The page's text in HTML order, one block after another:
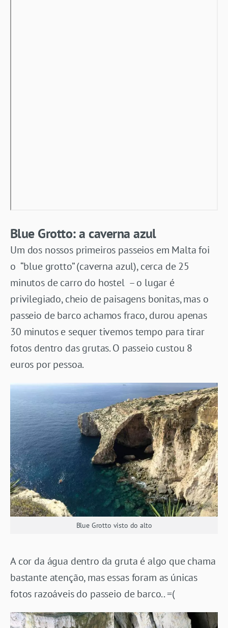
Blue Grotto: a caverna azul
Um dos nossos primeiros passeios em Malta foi
o “blue grotto” (caverna azul), cerca de 25
minutos de carro do hostel – o lugar é
privilegiado, cheio de paisagens bonitas, mas o
passeio de barco achamos fraco, durou apenas
30 minutos e sequer tivemos tempo para tirar
fotos dentro das grutas. O passeio custou 8
euros por pessoa.
Blue Grotto visto do alto
A cor da água dentro da gruta é algo que chama
bastante atenção, mas essas foram as únicas
fotos razoáveis do passeio de barco.. =(